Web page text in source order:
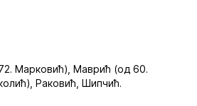
Марковић), Маврић (од 60.
Раковић, Шипчић.